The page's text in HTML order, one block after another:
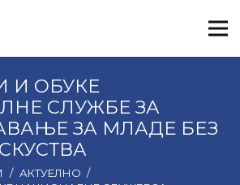
И ОБУКЕ
СЛУЖБЕ ЗА
ЗА МЛАДЕ БЕЗ
/ АКТУЕЛНО /